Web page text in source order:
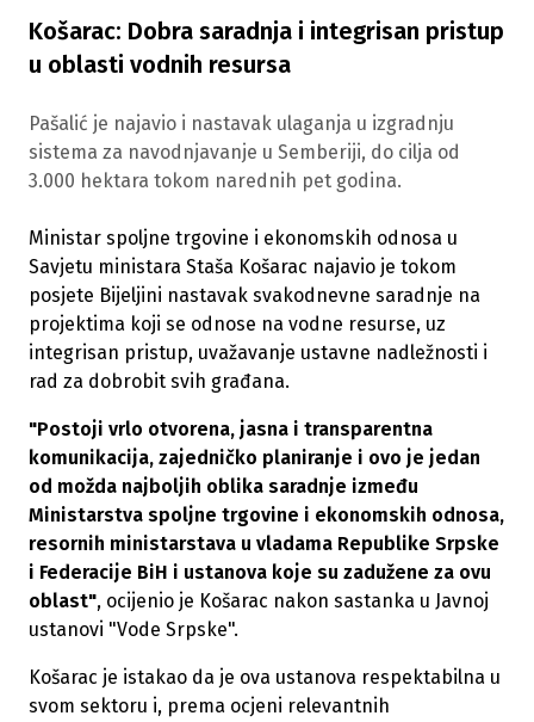
Košarac: Dobra saradnja i integrisan pristup
u oblasti vodnih resursa
Pašalić je najavio i nastavak ulaganja u izgradnju
sistema za navodnjavanje u Semberiji, do cilja od
3.000 hektara tokom narednih pet godina.
Ministar spoljne trgovine i ekonomskih odnosa u
Savjetu ministara Staša Košarac najavio je tokom
posjete Bijeljini nastavak svakodnevne saradnje na
projektima koji se odnose na vodne resurse, uz
integrisan pristup, uvažavanje ustavne nadležnosti i
rad za dobrobit svih građana.
"Postoji vrlo otvorena, jasna i transparentna
komunikacija, zajedničko planiranje i ovo je jedan
od možda najboljih oblika saradnje između
Ministarstva spoljne trgovine i ekonomskih odnosa,
resornih ministarstava u vladama Republike Srpske
i Federacije BiH i ustanova koje su zadužene za ovu
oblast", ocijenio je Košarac nakon sastanka u Javnoj
ustanovi "Vode Srpske".
Košarac je istakao da je ova ustanova respektabilna u
svom sektoru i, prema ocjeni relevantnih